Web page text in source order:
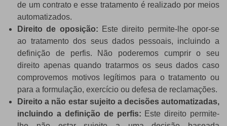
de um contrato e esse tratamento é realizado por meios
automatizados.
Direito de oposição: Este direito permite-lhe opor-se
ao tratamento dos seus dados pessoais, incluindo a
definição de perfis. Não poderemos cumprir o seu
direito apenas quando tratarmos os seus dados caso
comprovemos motivos legítimos para o tratamento ou
para a formulação, exercício ou defesa de reclamações.
Direito a não estar sujeito a decisões automatizadas,
incluindo a definição de perfis: Este direito permite-